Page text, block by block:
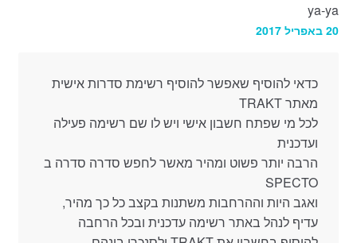
ya-ya
20 באפריל 2017
כדאי להוסיף שאפשר להוסיף רשימת סדרות אישית
מאתר TRAKT
לכל מי שפתח חשבון אישי ויש לו שם רשימה פעילה
ועדכנית
הרבה יותר פשוט ומהיר מאשר לחפש סדרה סדרה ב
SPECTO
ואגב היות וההרחבות משתנות בקצב כל כך מהיר,
עדיף לנהל באתר רשימה עדכנית ובכל הרחבה